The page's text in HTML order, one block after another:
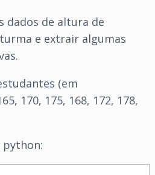
dados de altura de
e extrair algumas
(em
170, 175, 168, 172, 178,
python: